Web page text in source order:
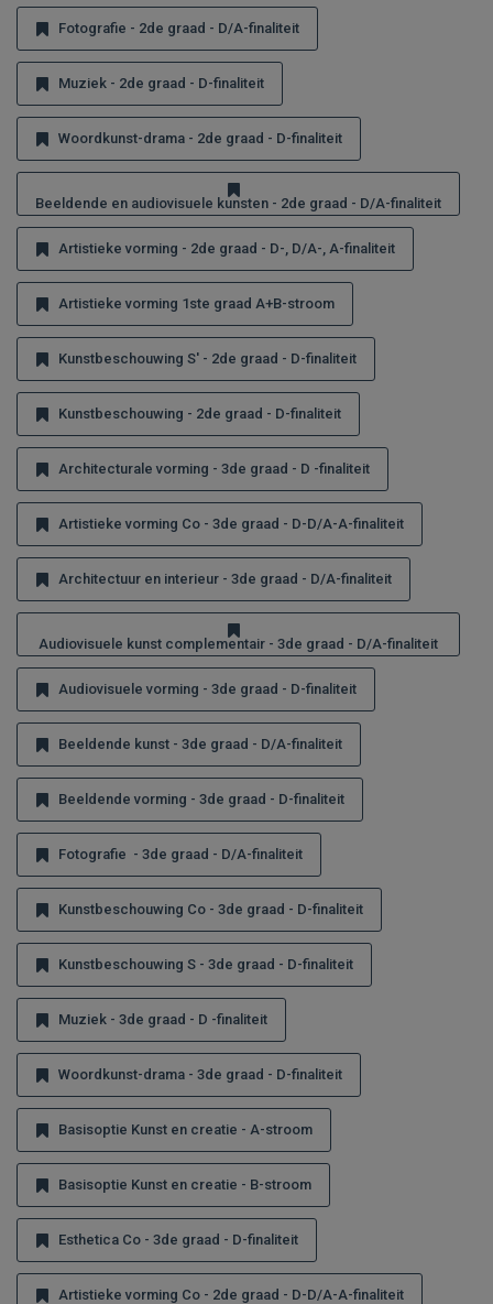
Fotografie - 2de graad - D/A-finaliteit
Muziek - 2de graad - D-finaliteit
Woordkunst-drama - 2de graad - D-finaliteit
Beeldende en audiovisuele kunsten - 2de graad - D/A-finaliteit
Artistieke vorming - 2de graad - D-, D/A-, A-finaliteit
Artistieke vorming 1ste graad A+B-stroom
Kunstbeschouwing S' - 2de graad - D-finaliteit
Kunstbeschouwing - 2de graad - D-finaliteit
Architecturale vorming - 3de graad - D -finaliteit
Artistieke vorming Co - 3de graad - D-D/A-A-finaliteit
Architectuur en interieur - 3de graad - D/A-finaliteit
Audiovisuele kunst complementair - 3de graad - D/A-finaliteit
Audiovisuele vorming - 3de graad - D-finaliteit
Beeldende kunst - 3de graad - D/A-finaliteit
Beeldende vorming - 3de graad - D-finaliteit
Fotografie - 3de graad - D/A-finaliteit
Kunstbeschouwing Co - 3de graad - D-finaliteit
Kunstbeschouwing S - 3de graad - D-finaliteit
Muziek - 3de graad - D -finaliteit
Woordkunst-drama - 3de graad - D-finaliteit
Basisoptie Kunst en creatie - A-stroom
Basisoptie Kunst en creatie - B-stroom
Esthetica Co - 3de graad - D-finaliteit
Artistieke vorming Co - 2de graad - D-D/A-A-finaliteit